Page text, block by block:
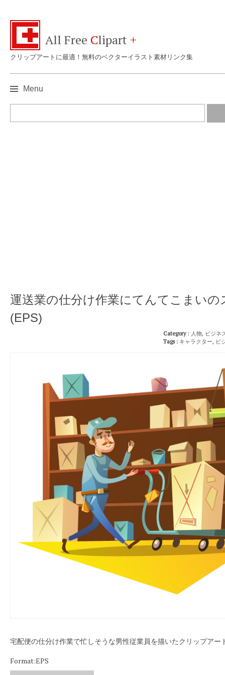
All Free Clipart +
クリップアートに最適！無料のベクターイラスト素材リンク集
Menu
運送業の仕分け作業にてんてこまいの
(EPS)
Category : 人物, ビジネ
Tags : キャラクター, ビ
宅配便の仕分け作業で忙しそうな男性従業員を描いたクリップアー
Format:EPS